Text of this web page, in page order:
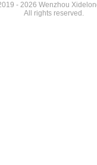
- 2026 Wenzhou
All rights reserved.